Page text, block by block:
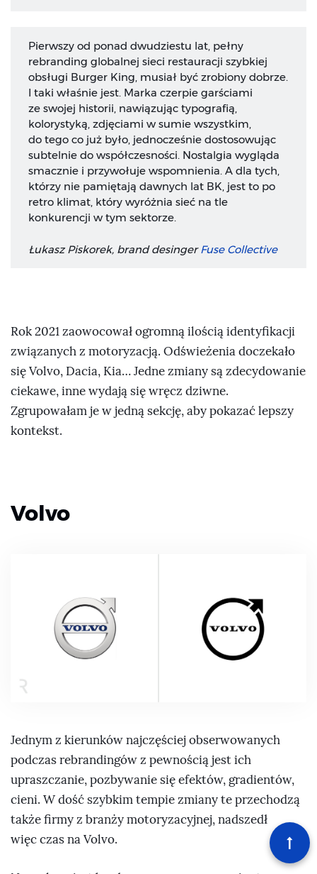
Pierwszy od ponad dwudziestu lat, pełny
rebranding globalnej sieci restauracji szybkiej
obsługi Burger King, musiał być zrobiony dobrze.
I taki właśnie jest. Marka czerpie garściami
ze swojej historii, nawiązując typografią,
kolorystyką, zdjęciami w sumie wszystkim,
do tego co już było, jednocześnie dostosowując
subtelnie do współczesności. Nostalgia wygląda
smacznie i przywołuje wspomnienia. A dla tych,
którzy nie pamiętają dawnych lat BK, jest to po
retro klimat, który wyróżnia sieć na tle
konkurencji w tym sektorze.
Łukasz Piskorek, brand desingerFuse Collective
Rok 2021 zaowocował ogromną ilością identyfikacji
związanych z motoryzacją. Odświeżenia doczekało
się Volvo, Dacia, Kia… Jedne zmiany są zdecydowanie
ciekawe, inne wydają się wręcz dziwne.
Zgrupowałam je w jedną sekcję, aby pokazać lepszy
kontekst.
Volvo
Jednym z kierunków najczęściej obserwowanych
podczas rebrandingów z pewnością jest ich
upraszczanie, pozbywanie się efektów, gradientów,
cieni. W dość szybkim tempie zmiany te przechodzą
także firmy z branży motoryzacyjnej, nadszedł
więc czas na Volvo.